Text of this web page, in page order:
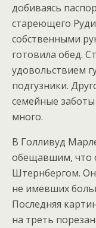
добиваясь
стареющего
собственными
готовила обед.
удовольствием
подгузники.
семейные
много.
В Голливуд
обещавшим, что
Штернбергом.
не имевших
Последняя
на треть